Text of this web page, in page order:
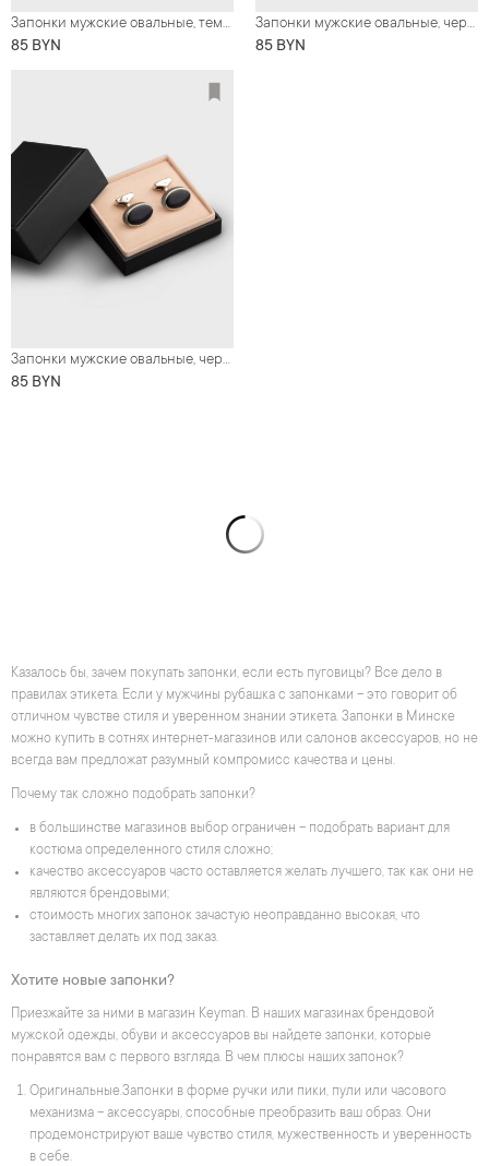
Запонки мужские овальные, темно-серый металл с золотистым узором
85 BYN
Запонки мужские овальные, черно-фиолетовые
85 BYN
Запонки мужские овальные, черные с геометрическими узорами
85 BYN
Казалось бы, зачем покупать запонки, если есть пуговицы? Все дело в
правилах этикета. Если у мужчины рубашка с запонками – это говорит об
отличном чувстве стиля и уверенном знании этикета. Запонки в Минске
можно купить в сотнях интернет-магазинов или салонов аксессуаров, но не
всегда вам предложат разумный компромисс качества и цены.
Почему так сложно подобрать запонки?
в большинстве магазинов выбор ограничен – подобрать вариант для
костюма определенного стиля сложно;
качество аксессуаров часто оставляется желать лучшего, так как они не
являются брендовыми;
стоимость многих запонок зачастую неоправданно высокая, что
заставляет делать их под заказ.
Хотите новые запонки?
Приезжайте за ними в магазин Keyman. В наших магазинах брендовой
мужской одежды, обуви и аксессуаров вы найдете запонки, которые
понравятся вам с первого взгляда. В чем плюсы наших запонок?
Оригинальные.Запонки в форме ручки или пики, пули или часового
механизма – аксессуары, способные преобразить ваш образ. Они
продемонстрируют ваше чувство стиля, мужественность и уверенность
в себе.